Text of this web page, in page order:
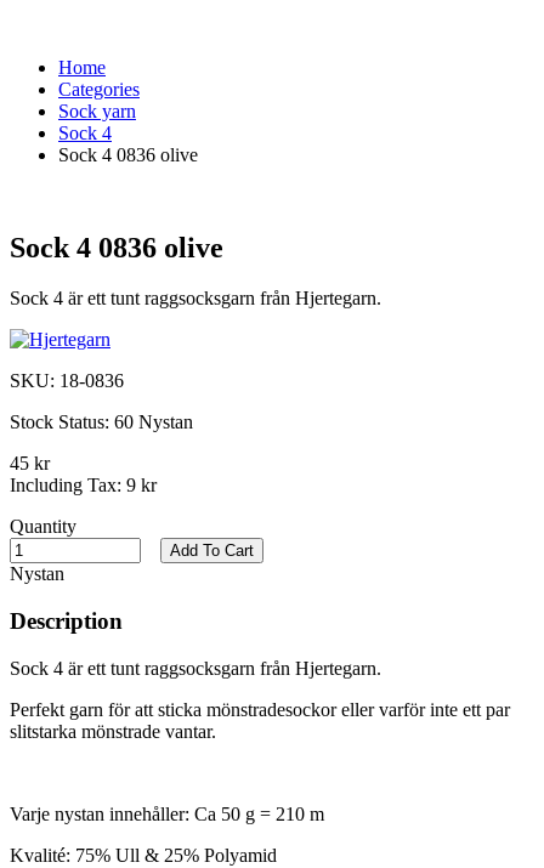
Home
Categories
Sock yarn
Sock 4
Sock 4 0836 olive
Sock 4 0836 olive
Sock 4 är ett tunt raggsocksgarn från Hjertegarn.
SKU: 18-0836
Stock Status: 60 Nystan
45 kr
Including Tax: 9 kr
Quantity
Nystan
Add To Cart
Description
Sock 4 är ett tunt raggsocksgarn från Hjertegarn.
Perfekt garn för att sticka mönstradesockor eller varför inte ett par
slitstarka mönstrade vantar.
Varje nystan innehåller: Ca 50 g = 210 m
Kvalité: 75% Ull & 25% Polyamid